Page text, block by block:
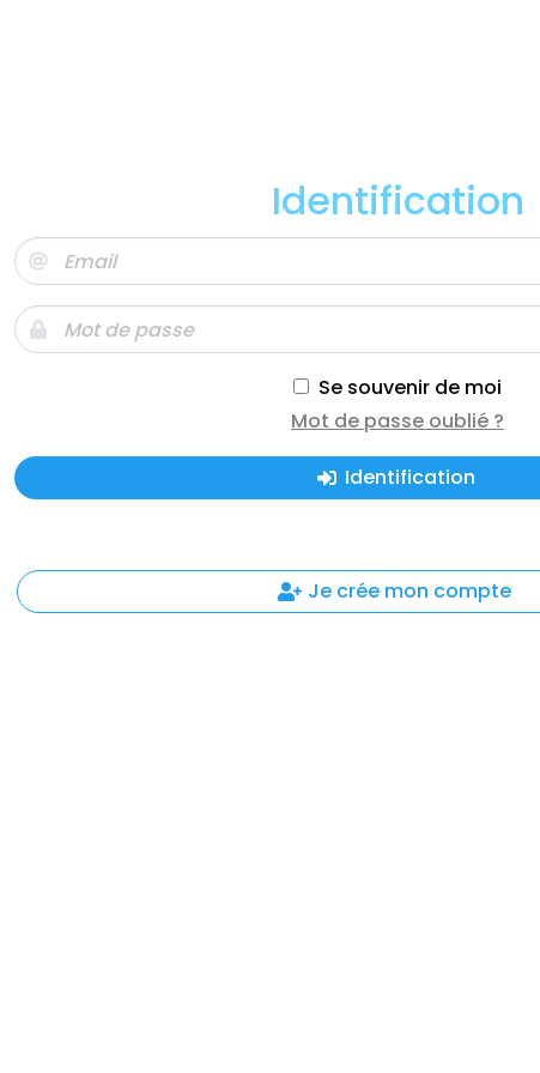
Identification
Se souvenir de moi
Mot de passe oublié ?
Identification
Je crée mon compte